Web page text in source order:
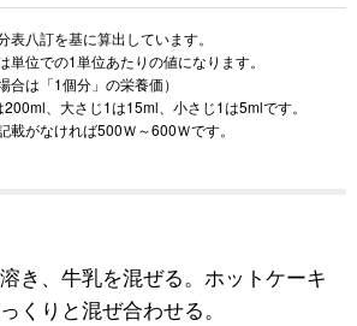
八訂を基に算出しています。
位での1単位あたりの値になります。
合は「1個分」の栄養価）
、大さじ1は15ml、小さじ1は5mlです。
がなければ500Ｗ～600Ｗです。
き、牛乳を混ぜる。ホットケーキ
くりと混ぜ合わせる。